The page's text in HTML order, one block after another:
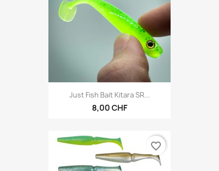
Just Fish Bait Kitara SR...
8,00 CHF
favorite_border